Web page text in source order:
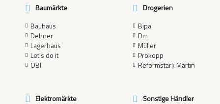
Baumärkte
Bauhaus
Dehner
Lagerhaus
Let's do it
OBI
Drogerien
Bipa
Dm
Müller
Prokopp
Reformstark Martin
Elektromärkte
Sonstige Händler